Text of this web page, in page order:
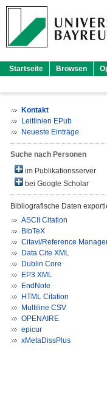
Startseite Browsen
Kontakt
Leitlinien EPub
Neueste Einträge
Suche nach Personen
im Publikationsserver
bei Google Scholar
Bibliografische Daten
ASCII Citation
BibTeX
Citavi/Reference
Data Cite XML
Dublin Core
EP3 XML
EndNote
HTML Citation
Multiline CSV
OPENAIRE
epicur
xMetaDissPlus